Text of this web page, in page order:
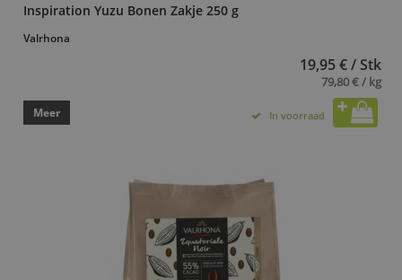
Inspiration Yuzu Bonen Zakje 250 g
Valrhona
19,95 € / Stk
79,80 € / kg
Meer In voorraad